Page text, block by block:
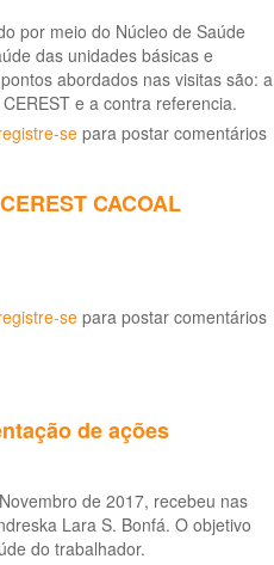
por meio do Núcleo de Saúde
das unidades básicas e
abordados nas visitas são: a
e a contra referencia.
separa postar comentários
CACOAL
separa postar comentários
de ações
de 2017, recebeu nas
Lara S. Bonfá. O objetivo
do trabalhador.